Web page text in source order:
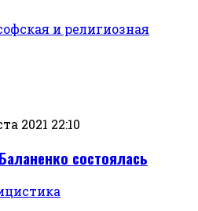
и религиозная
2021 22:10
состоялась